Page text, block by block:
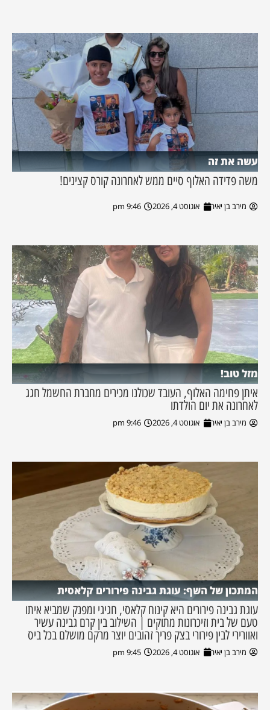
עשה את זה
משה פדידה האלוף סיים ממש לאחרונה קורס קצינים!
מירב בן יאיר אוגוסט 4, 2026 9:46 pm
מזל טוב!
איתן פחימה האלוף, העובד שכולנו מכירים מחברת החשמל חגג
לאחרונה את יום הולדתו
מירב בן יאיר אוגוסט 4, 2026 9:46 pm
המתכון של השף: עוגת גבינה פירורים קלאסית
עוגת גבינה פירורים היא קינוח קלאסי, חגיגי ומפנק שמביא איתו
טעם של בית וזיכרונות מתוקים | השילוב בין קרם גבינה עשיר
ואוורירי לבין פירורי בצק פריך זהובים יוצר מרקם מושלם בכל ביס
מירב בן יאיר אוגוסט 4, 2026 9:45 pm